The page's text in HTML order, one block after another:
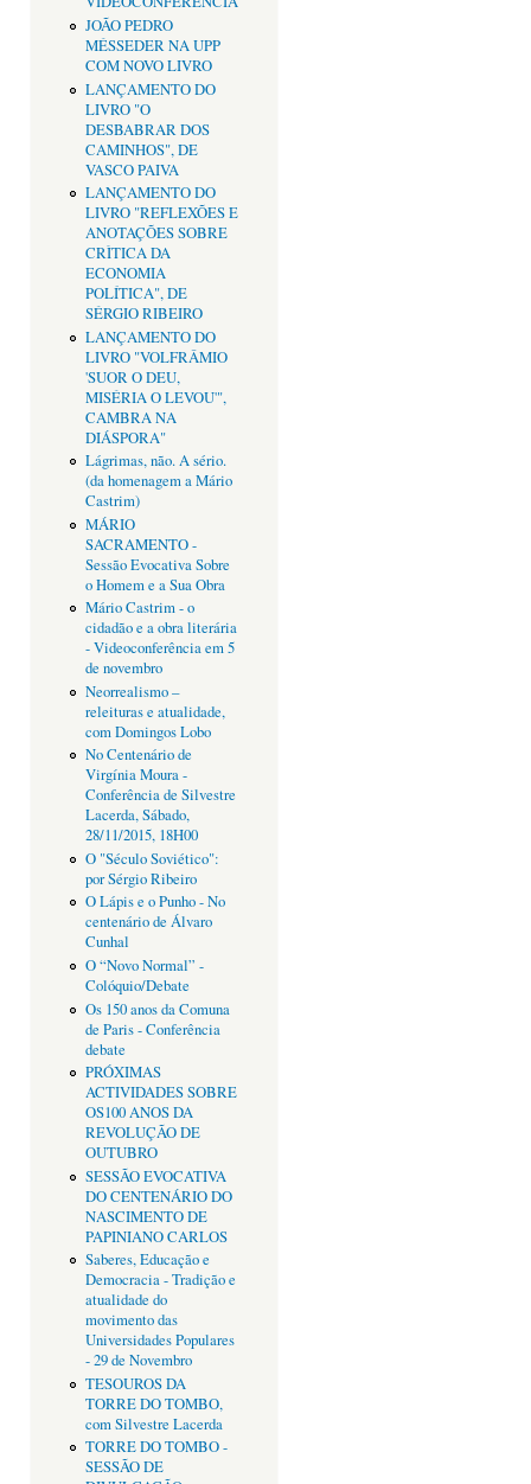
JOÃO PEDRO
MÉSSEDER NA UPP
COM NOVO LIVRO
LANÇAMENTO DO
LIVRO "O
DESBABRAR DOS
CAMINHOS", DE
VASCO PAIVA
LANÇAMENTO DO
LIVRO "REFLEXÕES E
ANOTAÇÕES SOBRE
CRÌTICA DA
ECONOMIA
POLÍTICA", DE
SÉRGIO RIBEIRO
LANÇAMENTO DO
LIVRO "VOLFRÂMIO
'SUOR O DEU,
MISÉRIA O LEVOU'",
CAMBRA NA
DIÁSPORA"
Lágrimas, não. A sério.
(da homenagem a Mário
Castrim)
MÁRIO
SACRAMENTO -
Sessão Evocativa Sobre
o Homem e a Sua Obra
Mário Castrim - o
cidadão e a obra literária
- Videoconferência em 5
de novembro
Neorrealismo –
releituras e atualidade,
com Domingos Lobo
No Centenário de
Virgínia Moura -
Conferência de Silvestre
Lacerda, Sábado,
28/11/2015, 18H00
O "Século Soviético":
por Sérgio Ribeiro
O Lápis e o Punho - No
centenário de Álvaro
Cunhal
O “Novo Normal” -
Colóquio/Debate
Os 150 anos da Comuna
de Paris - Conferência
debate
PRÓXIMAS
ACTIVIDADES SOBRE
OS100 ANOS DA
REVOLUÇÃO DE
OUTUBRO
SESSÃO EVOCATIVA
DO CENTENÁRIO DO
NASCIMENTO DE
PAPINIANO CARLOS
Saberes, Educação e
Democracia - Tradição e
atualidade do
movimento das
Universidades Populares
- 29 de Novembro
TESOUROS DA
TORRE DO TOMBO,
com Silvestre Lacerda
TORRE DO TOMBO -
SESSÃO DE